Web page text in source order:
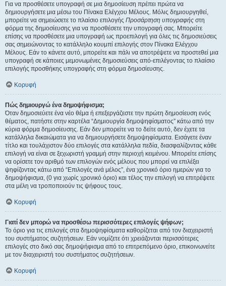
Για να προσθέσετε υπογραφή σε μια δημοσίευση πρέπει πρώτα να
δημιουργήσετε μια μέσω του Πίνακα Ελέγχου Μέλους. Μόλις δημιουργηθεί,
μπορείτε να σημειώσετε το πλαίσιο επιλογής Προσάρτηση υπογραφής στη
φόρμα της δημοσίευσης για να προσθέσετε την υπογραφή σας. Μπορείτε
επίσης να προσθέσετε μια υπογραφή ως προεπιλογή για όλες τις δημοσιεύσεις
σας σημειώνοντας το κατάλληλο κουμπί επιλογής στον Πίνακα Ελέγχου
Μέλους. Εάν το κάνετε αυτό, μπορείτε και πάλι να αποτρέψετε να προστεθεί μια
υπογραφή σε κάποιες μεμονωμένες δημοσιεύσεις από-επιλέγοντας το πλαίσιο
επιλογής προσθήκης υπογραφής στη φόρμα δημοσίευσης.
Κορυφή
Πώς δημιουργώ ένα δημοψήφισμα;
Όταν δημοσιεύετε ένα νέο θέμα ή επεξεργάζεστε την πρώτη δημοσίευση ενός
θέματος, πατήστε στην καρτέλα “Δημιουργία δημοψηφίσματος” κάτω από την
κύρια φόρμα δημοσίευσης. Εάν δεν μπορείτε να το δείτε αυτό, δεν έχετε τα
κατάλληλα δικαιώματα για να δημιουργήσετε δημοψηφίσματα. Εισάγετε έναν
τίτλο και τουλάχιστον δύο επιλογές στα κατάλληλα πεδία, διασφαλίζοντας κάθε
επιλογή να είναι σε ξεχωριστή γραμμή στην περιοχή κειμένου. Μπορείτε επίσης
να ορίσετε τον αριθμό των επιλογών ενός μέλους που μπορεί να επιλέξει
ψηφίζοντας κάτω από “Επιλογές ανά μέλος”, ένα χρονικό όριο ημερών για το
δημοψήφισμα, (0 για χωρίς χρονικό όριο) και τέλος την επιλογή να επιτρέψετε
στα μέλη να τροποποιούν τις ψήφους τους.
Κορυφή
Γιατί δεν μπορώ να προσθέσω περισσότερες επιλογές ψήφων;
Το όριο για τις επιλογές στα δημοψηφίσματα καθορίζεται από τον διαχειριστή
του συστήματος συζητήσεων. Εάν νομίζετε ότι χρειάζονται περισσότερες
επιλογές στο δικό σας δημοψήφισμα από το επιτρεπόμενο όριο, επικοινωνείτε
με τον διαχειριστή του συστήματος συζητήσεων.
Κορυφή